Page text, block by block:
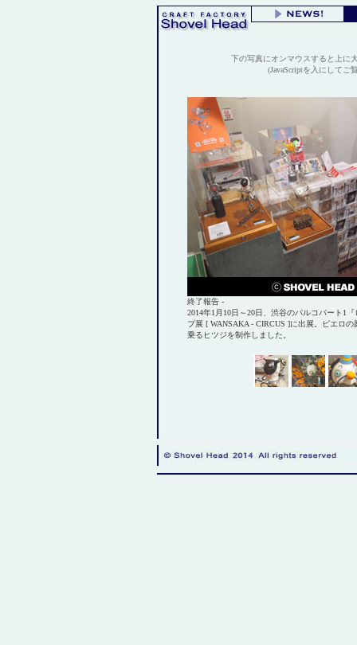
下の写真にオンマウスすると上に
(JavaScriptを入にしてご
終了報告 -
2014年1月10日～20日、渋谷のパルコパート1
プ展 [ WANSAKA - CIRCUS ]に出展。ピエロ
乗るヒツジを制作しました。